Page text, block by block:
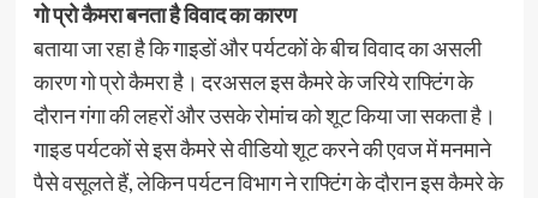
गो प्रो कैमरा बनता है विवाद का कारण
बताया जा रहा है कि गाइडों और पर्यटकों के बीच विवाद का असली
कारण गो प्रो कैमरा है। दरअसल इस कैमरे के जरिये राफ्टिंग के
दौरान गंगा की लहरों और उसके रोमांच को शूट किया जा सकता है।
गाइड पर्यटकों से इस कैमरे से वीडियो शूट करने की एवज में मनमाने
पैसे वसूलते हैं, लेकिन पर्यटन विभाग ने राफ्टिंग के दौरान इस कैमरे के